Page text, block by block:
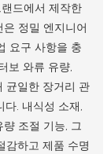
드에서 제작한
정밀 엔지니어
요구 사항을 충
보 와류 유량,
균일한 장거리 관
다. 내식성 소재,
조절 기능, 그
감하고 제품 수명